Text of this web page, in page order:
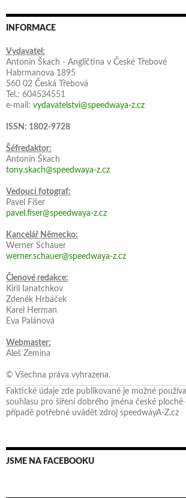
INFORMACE
Vydavatel:
Antonín Škach - Angličtina v České Třebové
Habrmanova 1895
560 02 Česká Třebová
Tel.: 604534551
e-mail: vydavatelstvi@speedwaya-z.cz
ISSN: 1802-9728
Šéfredaktor:
Antonín Škach
tony.skach@speedwaya-z.cz
Vedoucí fotograf:
Pavel Fišer
pavel.fiser@speedwaya-z.cz
Kancelář Německo:
Werner Schauer
werner.schauer@speedwaya-z.cz
Členové redakce:
Kiril Ianatchkov
Zdeněk Hrbáček
Karel Herman
Eva Palánová
Webmaster:
Aleš Zemina
© Všechna práva vyhrazena.
Faktické údaje zde publikované je možné
souhlasu pro šíření dobrého jména české
případě potřebné uvádět zdroj speedwayA-Z.cz
JSME NA FACEBOOKU